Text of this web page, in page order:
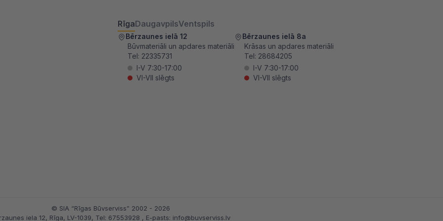
RīgaDaugavpilsVentspils
Bērzaunes ielā 12
Būvmateriāli un apdares materiāli
Tel: 22335731
I-V 7:30-17:00
VI-VII slēgts
Bērzaunes ielā 8a
Krāsas un apdares materiāli
Tel: 28684205
I-V 7:30-17:00
VI-VII slēgts
© SIA “Rīgas Būvserviss” 2002 - 2026
iela 12, Rīga, LV-1039, Tel: 67553928 , E-pasts: info@buvserviss.lv